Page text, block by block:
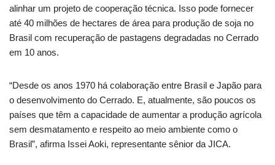
alinhar um projeto de cooperação técnica. Isso pode fornecer
até 40 milhões de hectares de área para produção de soja no
Brasil com recuperação de pastagens degradadas no Cerrado
em 10 anos.
“Desde os anos 1970 há colaboração entre Brasil e Japão para
o desenvolvimento do Cerrado. E, atualmente, são poucos os
países que têm a capacidade de aumentar a produção agrícola
sem desmatamento e respeito ao meio ambiente como o
Brasil”, afirma Issei Aoki, representante sênior da JICA.